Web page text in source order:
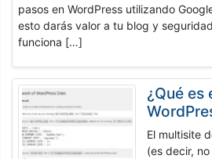
pasos en WordPress utilizando
esto darás valor a tu blog y
funciona […]
¿Qué es
El multisite
(es decir,